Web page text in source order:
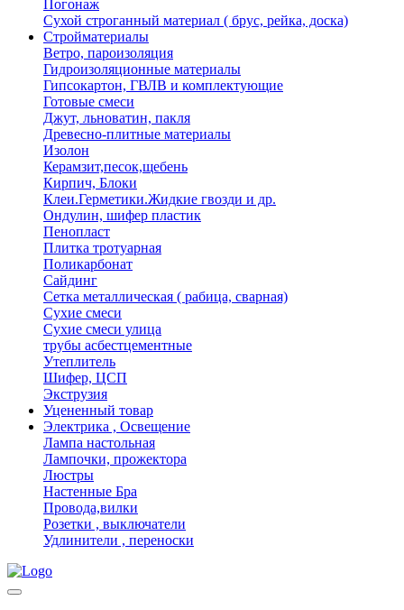
Погонаж
Сухой строганный материал ( брус, рейка, доска)
Стройматериалы
Ветро, пароизоляция
Гидроизоляционные материалы
Гипсокартон, ГВЛВ и комплектующие
Готовые смеси
Джут, льноватин, пакля
Древесно-плитные материалы
Изолон
Керамзит,песок,щебень
Кирпич, Блоки
Клеи.Герметики.Жидкие гвозди и др.
Ондулин, шифер пластик
Пенопласт
Плитка тротуарная
Поликарбонат
Сайдинг
Сетка металлическая ( рабица, сварная)
Сухие смеси
Сухие смеси улица
трубы асбестцементные
Утеплитель
Шифер, ЦСП
Экструзия
Уцененный товар
Электрика , Освещение
Лампа настольная
Лампочки, прожектора
Люстры
Настенные Бра
Провода,вилки
Розетки , выключатели
Удлинители , переноски